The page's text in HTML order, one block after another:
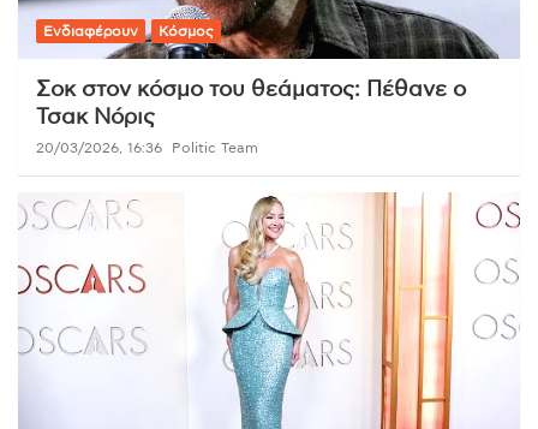
Ενδιαφέρουν Κόσμος
Σοκ στον κόσμο του θεάματος: Πέθανε ο
Τσακ Νόρις
20/03/2026, 16:36 Politic Team